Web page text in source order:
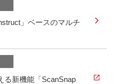
」ベースのマルチ
る新機能「ScanSnap